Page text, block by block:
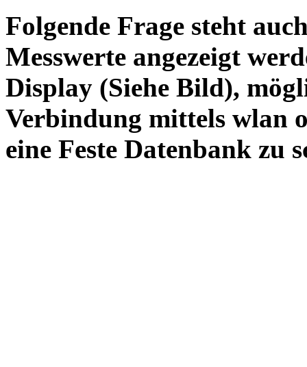
Folgende Frage steht
Messwerte angezeigt
Display (Siehe Bild),
Verbindung mittels wlan
eine Feste Datenbank zu